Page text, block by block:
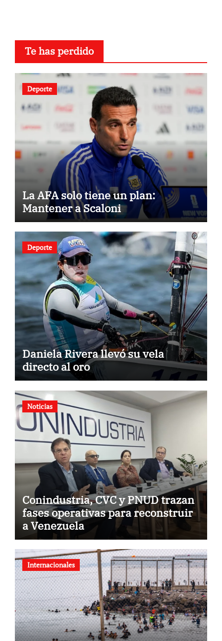
Te has perdido
Deporte
La AFA solo tiene un plan:
Mantener a Scaloni
Deporte
Daniela Rivera llevó su vela
directo al oro
Noticias
Conindustria, CVC y PNUD trazan
fases operativas para reconstruir
a Venezuela
Internacionales